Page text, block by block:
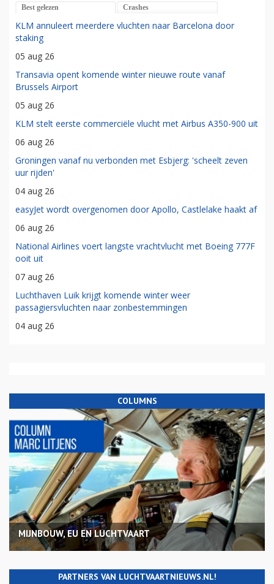
Best gelezen Crashes
KLM annuleert meerdere vluchten naar Barcelona door
staking
05 aug 26
Transavia opent komende winter nieuwe route vanaf
Brussels Airport
05 aug 26
KLM stelt eerste commerciële vlucht met Airbus A350-900 uit
06 aug 26
Groningen vanaf nu verbonden met Esbjerg: 'scheelt zeven
uur rijden'
04 aug 26
easyJet wordt overgenomen door Apollo, Castlelake haakt af
06 aug 26
National Airlines voert langste vrachtvlucht met Boeing 777F
ooit uit
07 aug 26
Luchthaven Luik krijgt komende winter weer
passagiersvluchten naar zonbestemmingen
04 aug 26
COLUMNS
MIJNBOUW, EU EN LUCHTVAART
PARTNERS VAN LUCHTVAARTNIEUWS.NL!